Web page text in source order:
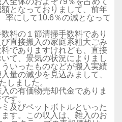
となっておりまして、前年
率にして10.6％の減となって
料の１節清掃手数料であり
直接搬入の家庭系粗大ごみ
でありますけれども、直接
て、景気の状況によりまし
いったものなどが搬入実績
量の減少を見込みまして、
しました。
の有価物売却代金でありま
す。
及びペットボトルといった
す。この収入は、雑入のお